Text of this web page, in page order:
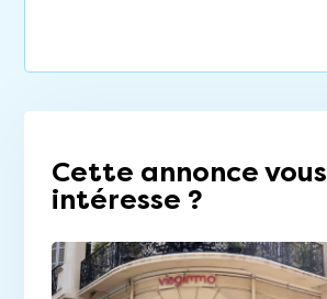
Cette annonce vous
intéresse ?